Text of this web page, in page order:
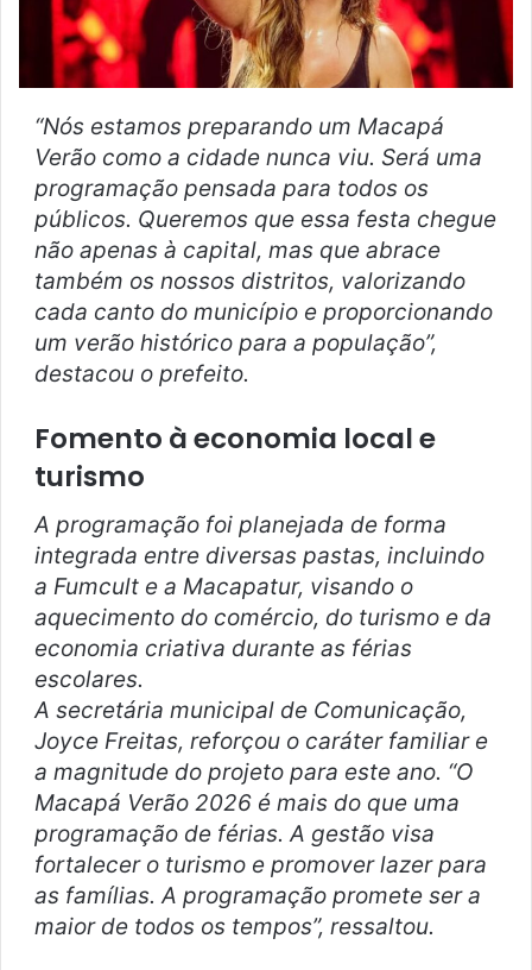
“Nós estamos preparando um Macapá
Verão como a cidade nunca viu. Será uma
programação pensada para todos os
públicos. Queremos que essa festa chegue
não apenas à capital, mas que abrace
também os nossos distritos, valorizando
cada canto do município e proporcionando
um verão histórico para a população”,
destacou o prefeito.
Fomento à economia local e
turismo
A programação foi planejada de forma
integrada entre diversas pastas, incluindo
a Fumcult e a Macapatur, visando o
aquecimento do comércio, do turismo e da
economia criativa durante as férias
escolares.
A secretária municipal de Comunicação,
Joyce Freitas, reforçou o caráter familiar e
a magnitude do projeto para este ano. “O
Macapá Verão 2026 é mais do que uma
programação de férias. A gestão visa
fortalecer o turismo e promover lazer para
as famílias. A programação promete ser a
maior de todos os tempos”, ressaltou.